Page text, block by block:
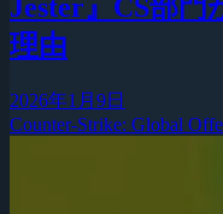
Jester』CS部
理由
2026年1月9日
Counter-Strike: Global